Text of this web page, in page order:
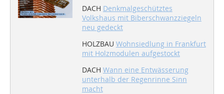
DACH Denkmalgeschütztes
Volkshaus mit Biberschwanzziegeln
neu gedeckt
HOLZBAU Wohnsiedlung in Frankfurt
mit Holzmodulen aufgestockt
DACH Wann eine Entwässerung
unterhalb der Regenrinne Sinn
macht